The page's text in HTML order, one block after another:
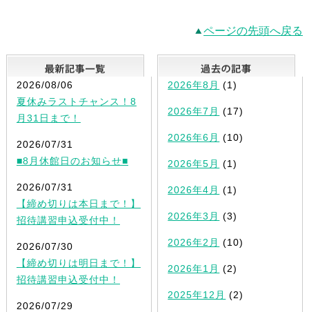
ページの先頭へ戻る
最新記事一覧
2026/08/06
夏休みラストチャンス！8
月31日まで！
2026/07/31
■8月休館日のお知らせ■
2026/07/31
【締め切りは本日まで！】
招待講習申込受付中！
2026/07/30
【締め切りは明日まで！】
招待講習申込受付中！
2026/07/29
2026年8月 (1)
2026年7月 (17)
2026年6月 (10)
2026年5月 (1)
2026年4月 (1)
2026年3月 (3)
2026年2月 (10)
2026年1月 (2)
2025年12月 (2)